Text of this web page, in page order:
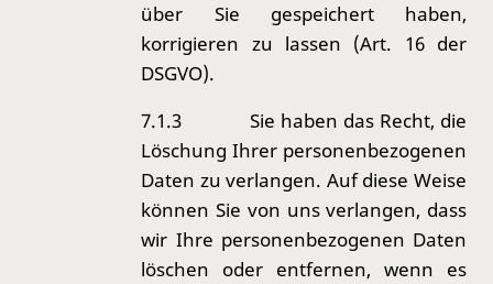
über Sie gespeichert haben,
korrigieren zu lassen (Art. 16 der
DSGVO).
7.1.3 Sie haben das Recht, die
Löschung Ihrer personenbezogenen
Daten zu verlangen. Auf diese Weise
können Sie von uns verlangen, dass
wir Ihre personenbezogenen Daten
löschen oder entfernen, wenn es